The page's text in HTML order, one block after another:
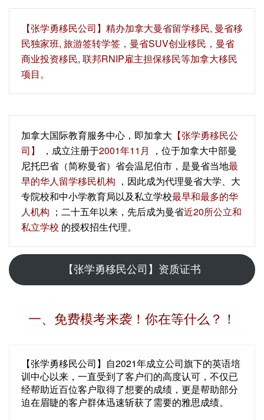
【‍张学勇移民公司‍】精办加拿大曼省留学移民, 曼省移
民独家班, 旅游签转学签，曼省SUV创业移民，曼省
商业投资移民, 联邦RNIP雇主担保移民等加拿大移民
项目。
加拿大国际教育服务中心，即加拿大 【张学勇移民公
司】
，成立注册于2001年11月
，位于加拿大中部曼
尼托巴省（简称曼省）省会温尼伯市，是曼省当地最
早的华人留学移民机构 ，因此成为代理曼省大学、大
专院校和中小学教育局以及私立学校最早和最多的华
人机构 ；二十五年以来，先后成为曼省近20所公立和
私立学校 的授权招生代理。
【张学勇移民公司】资质证书
一、免费模考来袭！你在等什么？！
【张学勇移民公司】自2021年成立公司旗下的英语培
训中心以来，一直受到了客户们的高度认可，不仅已
经帮助近百位客户取得了想要的成绩，更是帮助部分
迫在眉睫的客户群体迅速斩获了需要的雅思成绩。